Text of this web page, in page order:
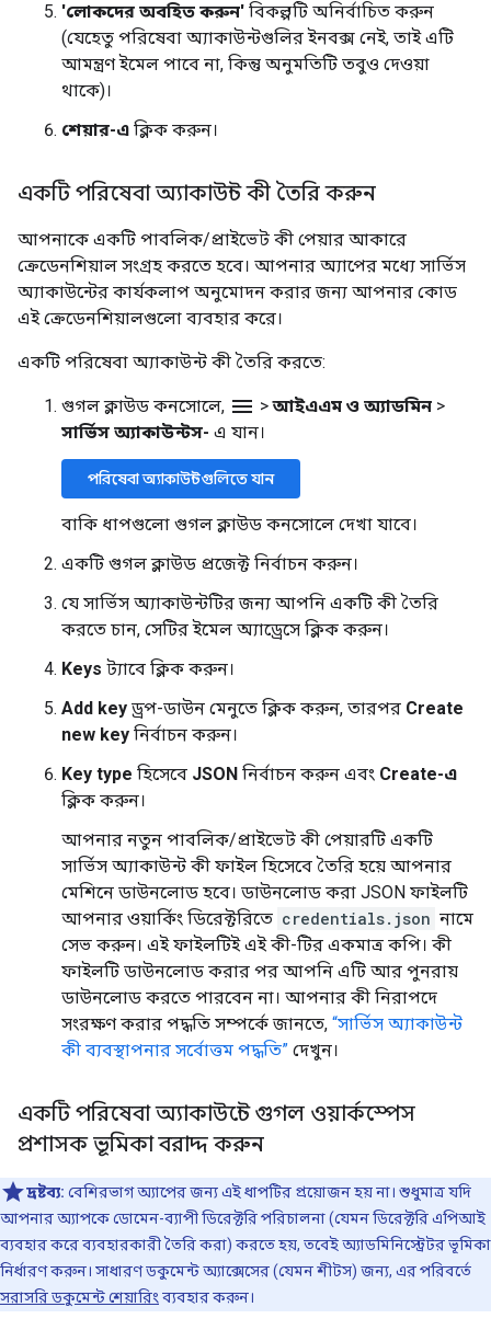
'লোকদের অবহিত করুন' বিকল্পটি অনির্বাচিত করুন
(যেহেতু পরিষেবা অ্যাকাউন্টগুলির ইনবক্স নেই, তাই এটি
আমন্ত্রণ ইমেল পাবে না, কিন্তু অনুমতিটি তবুও দেওয়া
থাকে)।
শেয়ার-এ ক্লিক করুন।
একটি পরিষেবা অ্যাকাউন্ট কী তৈরি করুন
আপনাকে একটি পাবলিক/প্রাইভেট কী পেয়ার আকারে
ক্রেডেনশিয়াল সংগ্রহ করতে হবে। আপনার অ্যাপের মধ্যে সার্ভিস
অ্যাকাউন্টের কার্যকলাপ অনুমোদন করার জন্য আপনার কোড
এই ক্রেডেনশিয়ালগুলো ব্যবহার করে।
একটি পরিষেবা অ্যাকাউন্ট কী তৈরি করতে:
গুগল ক্লাউড কনসোলে, menu > আইএএম ও অ্যাডমিন >
সার্ভিস অ্যাকাউন্টস- এ যান।
পরিষেবা অ্যাকাউন্টগুলিতে যান
বাকি ধাপগুলো গুগল ক্লাউড কনসোলে দেখা যাবে।
একটি গুগল ক্লাউড প্রজেক্ট নির্বাচন করুন।
যে সার্ভিস অ্যাকাউন্টটির জন্য আপনি একটি কী তৈরি
করতে চান, সেটির ইমেল অ্যাড্রেসে ক্লিক করুন।
Keys ট্যাবে ক্লিক করুন।
Add key ড্রপ-ডাউন মেনুতে ক্লিক করুন, তারপর Create
new key নির্বাচন করুন।
Key type হিসেবে JSON নির্বাচন করুন এবং Create-এ
ক্লিক করুন।
আপনার নতুন পাবলিক/প্রাইভেট কী পেয়ারটি একটি
সার্ভিস অ্যাকাউন্ট কী ফাইল হিসেবে তৈরি হয়ে আপনার
মেশিনে ডাউনলোড হবে। ডাউনলোড করা JSON ফাইলটি
আপনার ওয়ার্কিং ডিরেক্টরিতে credentials.json নামে
সেভ করুন। এই ফাইলটিই এই কী-টির একমাত্র কপি। কী
ফাইলটি ডাউনলোড করার পর আপনি এটি আর পুনরায়
ডাউনলোড করতে পারবেন না। আপনার কী নিরাপদে
সংরক্ষণ করার পদ্ধতি সম্পর্কে জানতে, “সার্ভিস অ্যাকাউন্ট
কী ব্যবস্থাপনার সর্বোত্তম পদ্ধতি” দেখুন।
একটি পরিষেবা অ্যাকাউন্টে গুগল ওয়ার্কস্পেস
প্রশাসক ভূমিকা বরাদ্দ করুন
দ্রষ্টব্য: বেশিরভাগ অ্যাপের জন্য এই ধাপটির প্রয়োজন হয় না। শুধুমাত্র যদি
আপনার অ্যাপকে ডোমেন-ব্যাপী ডিরেক্টরি পরিচালনা (যেমন ডিরেক্টরি এপিআই
ব্যবহার করে ব্যবহারকারী তৈরি করা) করতে হয়, তবেই অ্যাডমিনিস্ট্রেটর ভূমিকা
নির্ধারণ করুন। সাধারণ ডকুমেন্ট অ্যাক্সেসের (যেমন শীটস) জন্য, এর পরিবর্তে
সরাসরি ডকুমেন্ট শেয়ারিং ব্যবহার করুন।